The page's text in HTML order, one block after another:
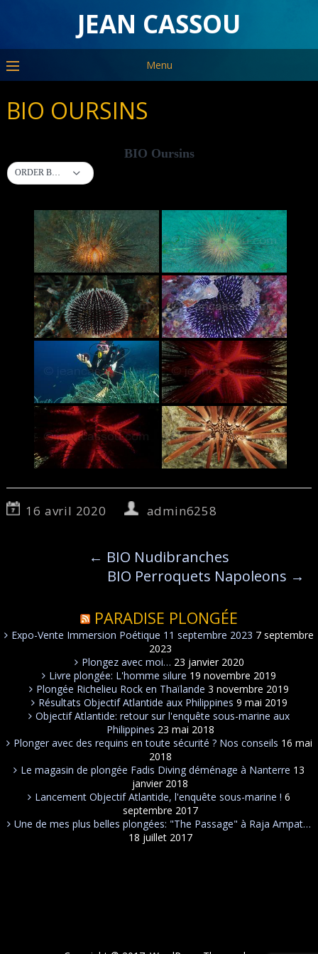
JEAN CASSOU
Menu
BIO OURSINS
BIO Oursins
ORDER BY DEFAULT
16 avril 2020 admin6258
← BIO Nudibranches
BIO Perroquets Napoleons →
PARADISE PLONGÉE
Expo-Vente Immersion Poétique 11 septembre 2023 7 septembre
2023
Plongez avec moi… 23 janvier 2020
Livre plongée: L'homme silure 19 novembre 2019
Plongée Richelieu Rock en Thaïlande 3 novembre 2019
Résultats Objectif Atlantide aux Philippines 9 mai 2019
Objectif Atlantide: retour sur l'enquête sous-marine aux
Philippines 23 mai 2018
Plonger avec des requins en toute sécurité ? Nos conseils 16 mai
2018
Le magasin de plongée Fadis Diving déménage à Nanterre 13
janvier 2018
Lancement Objectif Atlantide, l'enquête sous-marine ! 6
septembre 2017
Une de mes plus belles plongées: "The Passage" à Raja Ampat…
18 juillet 2017